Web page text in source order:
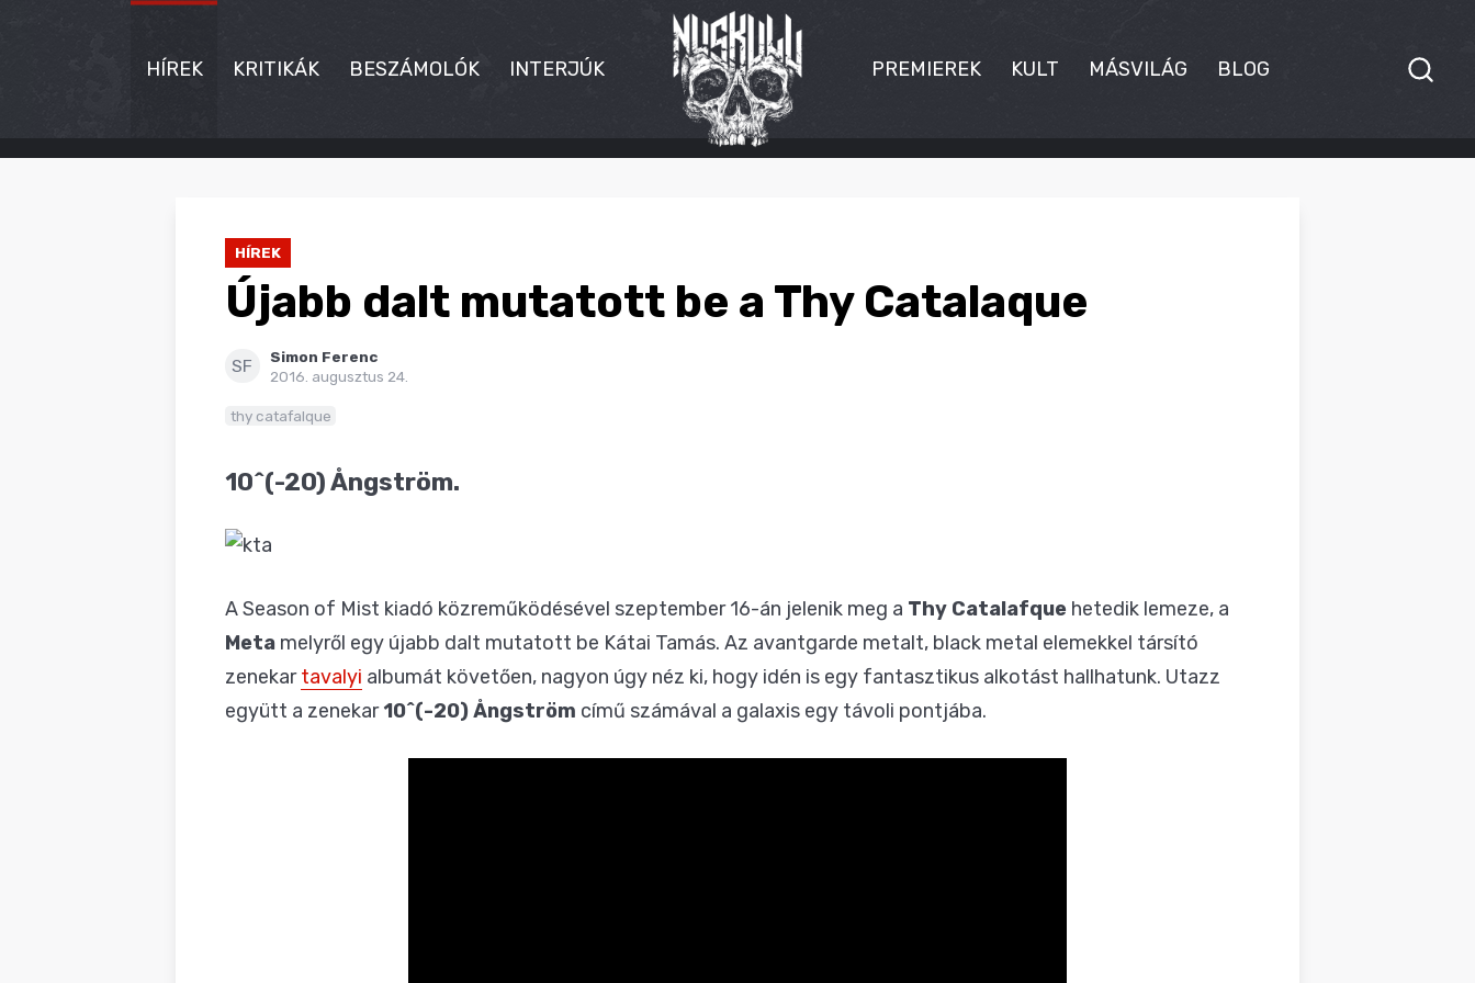
HÍREK KRITIKÁK BESZÁMOLÓK INTERJÚK PREMIEREK KULT MÁSVILÁG BLOG
HÍREK
HÍREK
Újabb dalt mutatott be a Thy Catalaque
SF
Simon Ferenc
2016. augusztus 24.
thy catafalque
10^(-20) Ångström.
A Season of Mist kiadó közreműködésével szeptember 16-án jelenik meg a Thy Catalafque hetedik lemeze, a
Meta melyről egy újabb dalt mutatott be Kátai Tamás. Az avantgarde metalt, black metal elemekkel társító
zenekartavalyi albumát követően, nagyon úgy néz ki, hogy idén is egy fantasztikus alkotást hallhatunk. Utazz
együtt a zenekar10^(-20) Ångström című számával a galaxis egy távoli pontjába.